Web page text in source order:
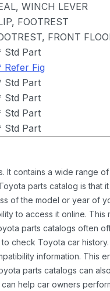
WINCH LEVER
FOOTREST
FRONT
Std Part
Refer Fig
Std Part
Std Part
Std Part
Std Part
contains a wide range
parts catalog is that
of the model or year of
to access it online.
parts catalogs often
check Toyota car
information. This
parts catalogs can
help car owners